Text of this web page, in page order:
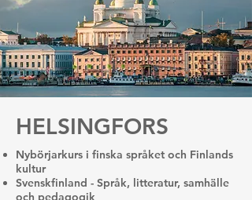
HELSINGFORS
Nybörjarkurs i finska språket och Finlands
kultur
Svenskfinland - Språk, litteratur, samhälle
och pedagogik